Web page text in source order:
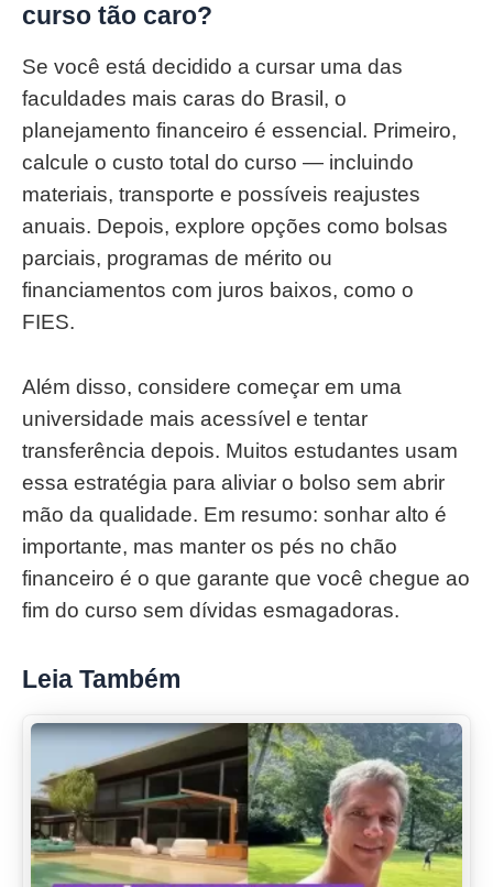
curso tão caro?
Se você está decidido a cursar uma das
faculdades mais caras do Brasil, o
planejamento financeiro é essencial. Primeiro,
calcule o custo total do curso — incluindo
materiais, transporte e possíveis reajustes
anuais. Depois, explore opções como bolsas
parciais, programas de mérito ou
financiamentos com juros baixos, como o
FIES.
Além disso, considere começar em uma
universidade mais acessível e tentar
transferência depois. Muitos estudantes usam
essa estratégia para aliviar o bolso sem abrir
mão da qualidade. Em resumo: sonhar alto é
importante, mas manter os pés no chão
financeiro é o que garante que você chegue ao
fim do curso sem dívidas esmagadoras.
Leia Também